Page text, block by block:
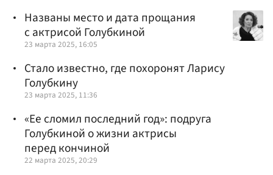
Названы место и дата прощания
с актрисой Голубкиной
23 марта 2025, 16:05
Стало известно, где похоронят Ларису
Голубкину
23 марта 2025, 11:36
«Ее сломил последний год»: подруга
Голубкиной о жизни актрисы
перед кончиной
22 марта 2025, 20:29